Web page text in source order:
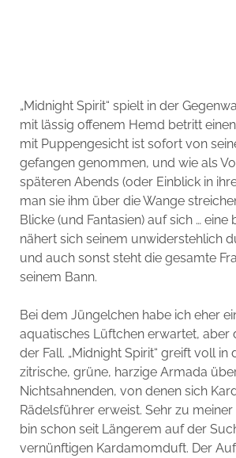
„Midnight Spirit“ spielt in der
mit lässig offenem Hemd betritt
mit Puppengesicht ist sofort von
gefangen genommen, und wie als
späteren Abends (oder Einblick in
man sie ihm über die Wange
Blicke (und Fantasien) auf sich … eine
nähert sich seinem unwiderstehlich
und auch sonst steht die gesamte
seinem Bann.
Bei dem Jüngelchen habe ich eher
aquatisches Lüftchen erwartet, aber
der Fall. „Midnight Spirit“ greift voll in
zitrische, grüne, harzige Armada
Nichtsahnenden, von denen sich
Rädelsführer erweist. Sehr zu
bin schon seit Längerem auf der
vernünftigen Kardamomduft. Der